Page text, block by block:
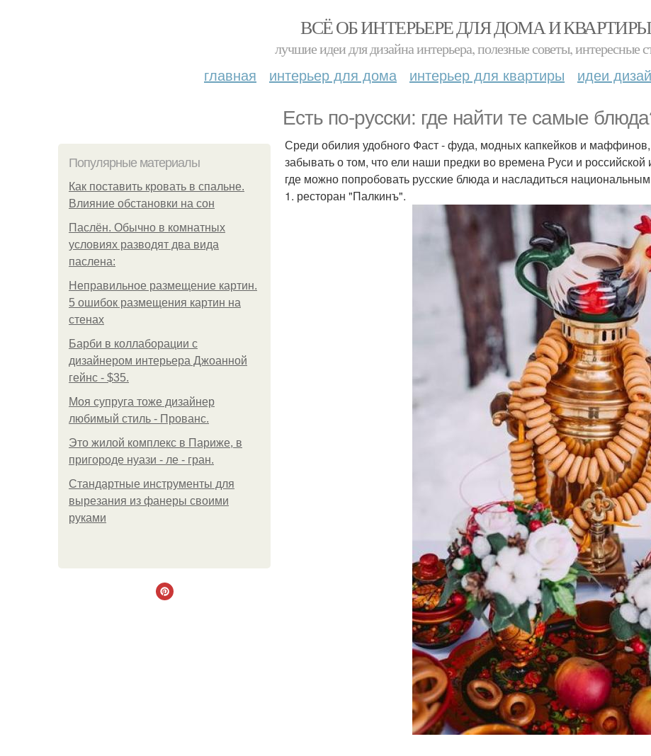
ВСЁ ОБ ИНТЕРЬЕРЕ ДЛЯ ДОМА И КВАРТИРЫ
лучшие идеи для дизайна интерьера, полезные советы, интересные
главная интерьер для дома интерьер для квартиры идеи
Есть по-русски: где найти те самые
Популярные материалы
Как поставить кровать в спальне.
Влияние обстановки на сон
Паслён. Обычно в комнатных
условиях разводят два вида
паслена:
Неправильное размещение картин.
5 ошибок размещения картин на
стенах
Барби в коллаборации с
дизайнером интерьера Джоанной
гейнс - $35.
Моя супруга тоже дизайнер
любимый стиль - Прованс.
Это жилой комплекс в Париже, в
пригороде нуази - ле - гран.
Стандартные инструменты для
вырезания из фанеры своими
руками
Среди обилия удобного Фаст - фуда, модных капкейков и
забывать о том, что ели наши предки во времена Руси и
где можно попробовать русские блюда и насладиться
1. ресторан "Палкинъ".